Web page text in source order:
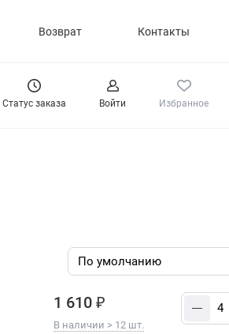
Возврат Контакты
Статус заказа Войти Избранное
1 610 ₽
В наличии > 12 шт.